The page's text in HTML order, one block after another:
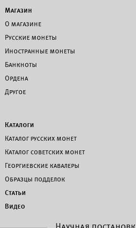
Магазин
О магазине
Русские монеты
Иностранные монеты
Банкноты
Ордена
Другое
Каталоги
Каталог русских монет
Каталог советских монет
Георгиевские кавалеры
Образцы подделок
Статьи
Видео